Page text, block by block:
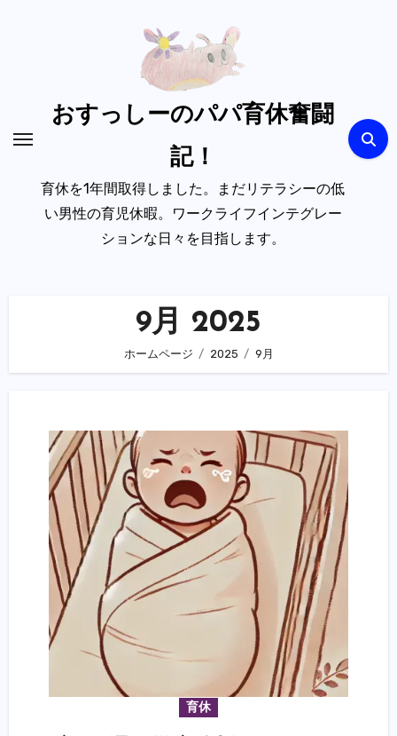
おすっしーのパパ育休奮闘
記！
育休を1年間取得しました。まだリテラシーの低
い男性の育児休暇。ワークライフインテグレー
ションな日々を目指します。
9月 2025
ホームページ 2025 9月
育休